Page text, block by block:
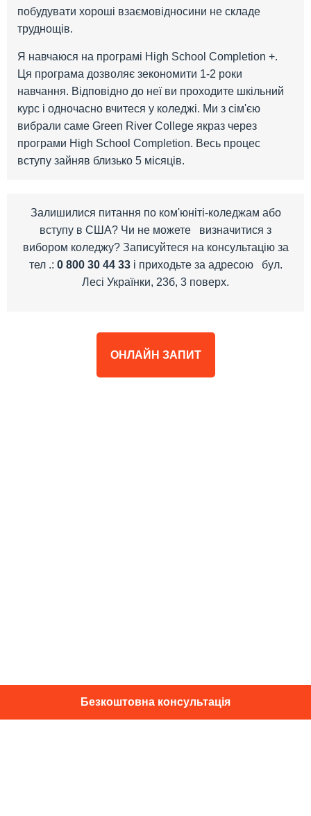
Безкоштовна консультація
побудувати хороші взаємовідносини не складе
труднощів.
Я навчаюся на програмі High School Completion +.
Ця програма дозволяє зекономити 1-2 роки
навчання. Відповідно до неї ви проходите шкільний
курс і одночасно вчитеся у коледжі. Ми з сім'єю
вибрали саме Green River College якраз через
програми High School Completion. Весь процес
вступу зайняв близько 5 місяців.
Залишилися питання по ком'юніті-коледжам або
вступу в США? Чи не можете визначитися з
вибором коледжу? Записуйтеся на консультацію за
тел .: 0 800 30 44 33 і приходьте за адресою бул.
Лесі Українки, 23б, 3 поверх.
ОНЛАЙН ЗАПИТ